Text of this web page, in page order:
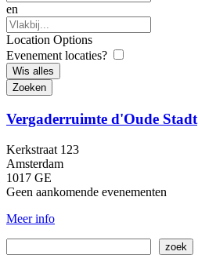
en
Vlakbij...
Location Options
Evenement locaties?
Wis alles
Zoeken
Vergaderruimte d'Oude Stadt
Kerkstraat 123
Amsterdam
1017 GE
Geen aankomende evenementen
Meer info
zoek